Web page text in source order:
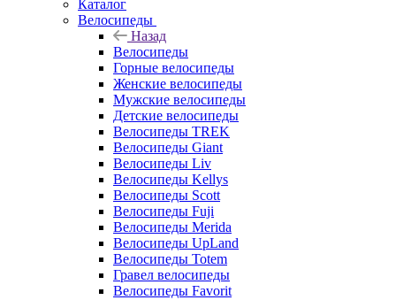
Каталог
Велосипеды
Назад
Велосипеды
Горные велосипеды
Женские велосипеды
Мужские велосипеды
Детские велосипеды
Велосипеды TREK
Велосипеды Giant
Велосипеды Liv
Велосипеды Kellys
Велосипеды Scott
Велосипеды Fuji
Велосипеды Merida
Велосипеды UpLand
Велосипеды Totem
Гравел велосипеды
Велосипеды Favorit